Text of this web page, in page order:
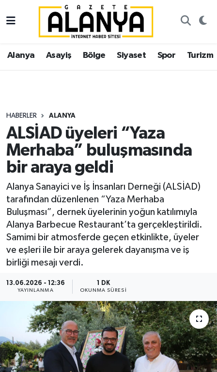
Alanya Asayiş Bölge Siyaset Spor Turizm
HABERLER ALANYA
ALSİAD üyeleri “Yaza
Merhaba” buluşmasında
bir araya geldi
Alanya Sanayici ve İş İnsanları Derneği (ALSİAD)
tarafından düzenlenen “Yaza Merhaba
Buluşması”, dernek üyelerinin yoğun katılımıyla
Alanya Barbecue Restaurant’ta gerçekleştirildi.
Samimi bir atmosferde geçen etkinlikte, üyeler
ve eşleri ile bir araya gelerek dayanışma ve iş
birliği mesajı verdi.
13.06.2026 - 12:36
YAYINLANMA
1 DK
OKUNMA SÜRESI
Alanya
Asayiş
Siyaset
Spor
Ekonomi
Gazipaşa
İstanbul Nöbetçi Eczaneler
İstanbul Hava Durumu
Süper Lig Puan Durumu ve Fikstür
Tüm Manşetler
Son Dakika Haberleri
Haber Arşivi